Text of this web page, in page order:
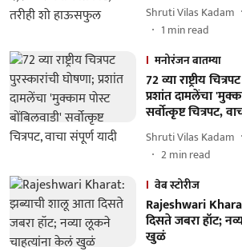
Shruti Vilas Kadam
1 min read
मनोरंजन बातम्या
72 व्या राष्ट्रीय
प्रशांत दामलेंचा
सर्वोत्कृष्ट चित्रपट,
Shruti Vilas Kadam
2min read
वेब स्टोरीज
Rajeshwari
दिसते जबरा हॉट;
खुळं